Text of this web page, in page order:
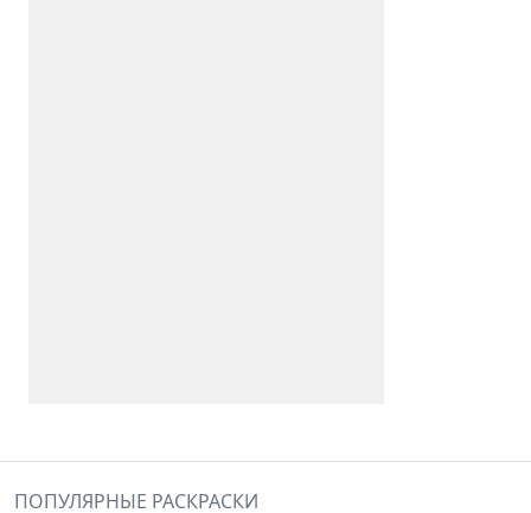
ПОПУЛЯРНЫЕ РАСКРАСКИ